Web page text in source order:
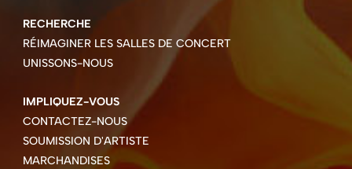
RECHERCHE
RÉIMAGINER LES SALLES DE CONCERT
UNISSONS-NOUS
IMPLIQUEZ-VOUS
CONTACTEZ-NOUS
SOUMISSION D'ARTISTE
MARCHANDISES